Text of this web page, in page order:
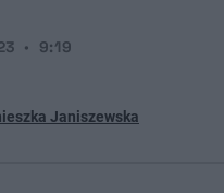
Janiszewska
9:19